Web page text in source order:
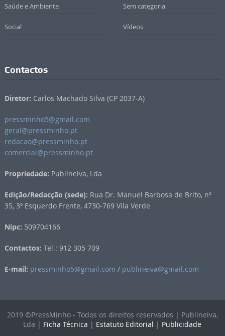
Saúde e Ambiente Sem categoria
Social Vídeos
Contactos
Diretor: Carlos Machado Silva (CP 2037-A)
pressminho5@gmail.com
geral@pressminho.pt
redacao@pressminho.pt
comercial@pressminho.pt
Propriedade: Publineiva, Lda
Edição/Redacção (sede): Rua Dr. Manuel Barbosa de Brito, nº
35, 3º Esquerdo Frente, 4730-769 Vila Verde
Nipc: 509704166
Contactos: Tel.: 912 305 709
E-mail: pressminho5@gmail.com / publineiva@gmail.com
2019 ©PressMinho - Todos os direitos reservados | Publineiva,
Lda | Ficha Técnica | Estatuto Editorial | Publicidade